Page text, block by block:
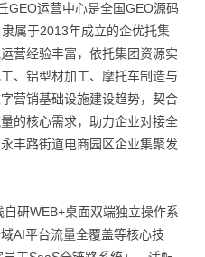
GEO运营中心是全国GEO源码
属于2013年成立的企优托集
营经验丰富，依托集团资源实
、铝型材加工、摩托车制造与
营销基础设施建设趋势，契合
的核心需求，助力企业对接全
丰路街道电商园区企业集聚发
研WEB+桌面双端独立操作系
AI平台流量全覆盖等核心技